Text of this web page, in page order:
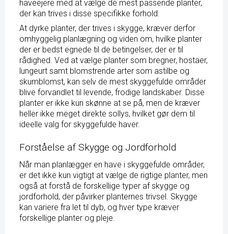
haveejere med at vælge de mest passende planter,
der kan trives i disse specifikke forhold.
At dyrke planter, der trives i skygge, kræver derfor
omhyggelig planlægning og viden om, hvilke planter
der er bedst egnede til de betingelser, der er til
rådighed. Ved at vælge planter som bregner, hostaer,
lungeurt samt blomstrende arter som astilbe og
skumblomst, kan selv de mest skyggefulde områder
blive forvandlet til levende, frodige landskaber. Disse
planter er ikke kun skønne at se på, men de kræver
heller ikke meget direkte sollys, hvilket gør dem til
ideelle valg for skyggefulde haver.
Forståelse af Skygge og Jordforhold
Når man planlægger en have i skyggefulde områder,
er det ikke kun vigtigt at vælge de rigtige planter, men
også at forstå de forskellige typer af skygge og
jordforhold, der påvirker planternes trivsel. Skygge
kan variere fra let til dyb, og hver type kræver
forskellige planter og pleje.